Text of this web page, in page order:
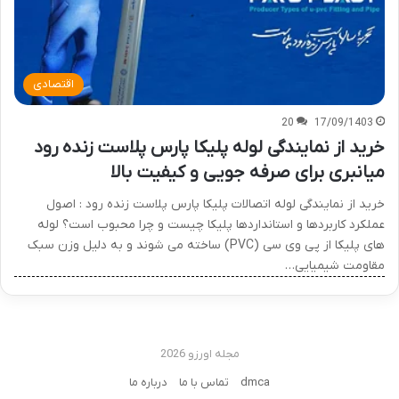
اقتصادی
17/09/1403
20
خرید از نمایندگی لوله پلیکا پارس پلاست زنده رود
میانبری برای صرفه جویی و کیفیت بالا
خرید از نمایندگی لوله اتصالات پلیکا پارس پلاست زنده رود : اصول
عملکرد کاربردها و استانداردها پلیکا چیست و چرا محبوب است؟ لوله
های پلیکا از پی وی سی (PVC) ساخته می شوند و به دلیل وزن سبک
مقاومت شیمیایی…
مجله اورزو 2026
dmca
تماس با ما درباره ما